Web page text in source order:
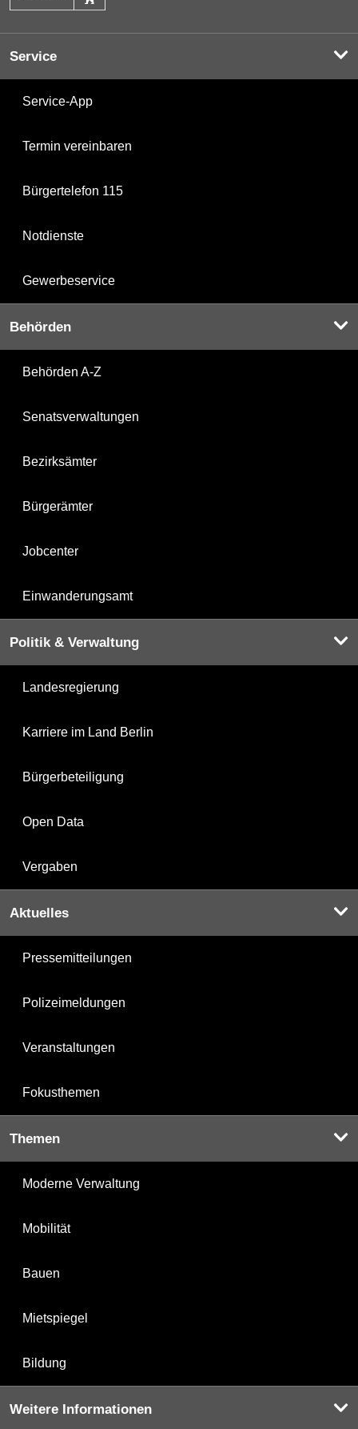
Service
Service-App
Termin vereinbaren
Bürgertelefon 115
Notdienste
Gewerbeservice
Behörden
Behörden A-Z
Senatsverwaltungen
Bezirksämter
Bürgerämter
Jobcenter
Einwanderungsamt
Politik & Verwaltung
Landesregierung
Karriere im Land Berlin
Bürgerbeteiligung
Open Data
Vergaben
Aktuelles
Pressemitteilungen
Polizeimeldungen
Veranstaltungen
Fokusthemen
Themen
Moderne Verwaltung
Mobilität
Bauen
Mietspiegel
Bildung
Weitere Informationen